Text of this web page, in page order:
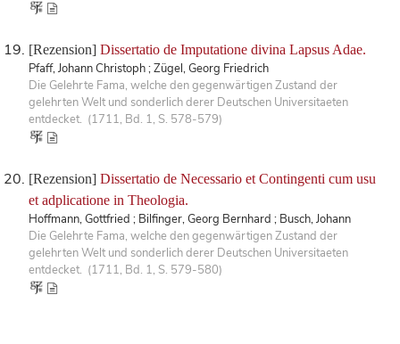
[Rezension] Dissertatio de Imputatione divina Lapsus Adae.
Pfaff, Johann Christoph ; Zügel, Georg Friedrich
Die Gelehrte Fama, welche den gegenwärtigen Zustand der
gelehrten Welt und sonderlich derer Deutschen Universitaeten
entdecket. (1711, Bd. 1, S. 578-579)
[Rezension] Dissertatio de Necessario et Contingenti cum usu
et adplicatione in Theologia.
Hoffmann, Gottfried ; Bilfinger, Georg Bernhard ; Busch, Johann
Die Gelehrte Fama, welche den gegenwärtigen Zustand der
gelehrten Welt und sonderlich derer Deutschen Universitaeten
entdecket. (1711, Bd. 1, S. 579-580)